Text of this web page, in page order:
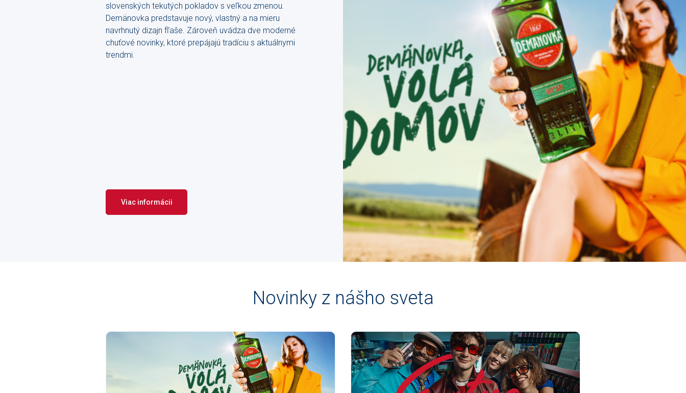
slovenských tekutých pokladov s veľkou zmenou.
Demänovka predstavuje nový, vlastný a na mieru
navrhnutý dizajn fľaše. Zároveň uvádza dve moderné
chuťové novinky, ktoré prepájajú tradíciu s aktuálnymi
trendmi.
Viac informácii
Novinky z nášho sveta